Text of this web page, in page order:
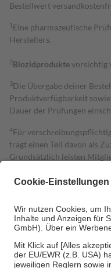
Bestell­wert
1 Eine pharmazeutische
Herstellers.
2Biozidproduktevorsichtig
3Die Übergabe deiner
Produktverfügbarkeit
Dauer der Prüfungen
4Für
trägt einen Teil davon als
Grundsätzlich leisten
Diese Regeln gelten
Um das Engagement der
• Kindern und
• Untersuchungen zur
• empfohlenen
• Harn- und Blutteststreifen